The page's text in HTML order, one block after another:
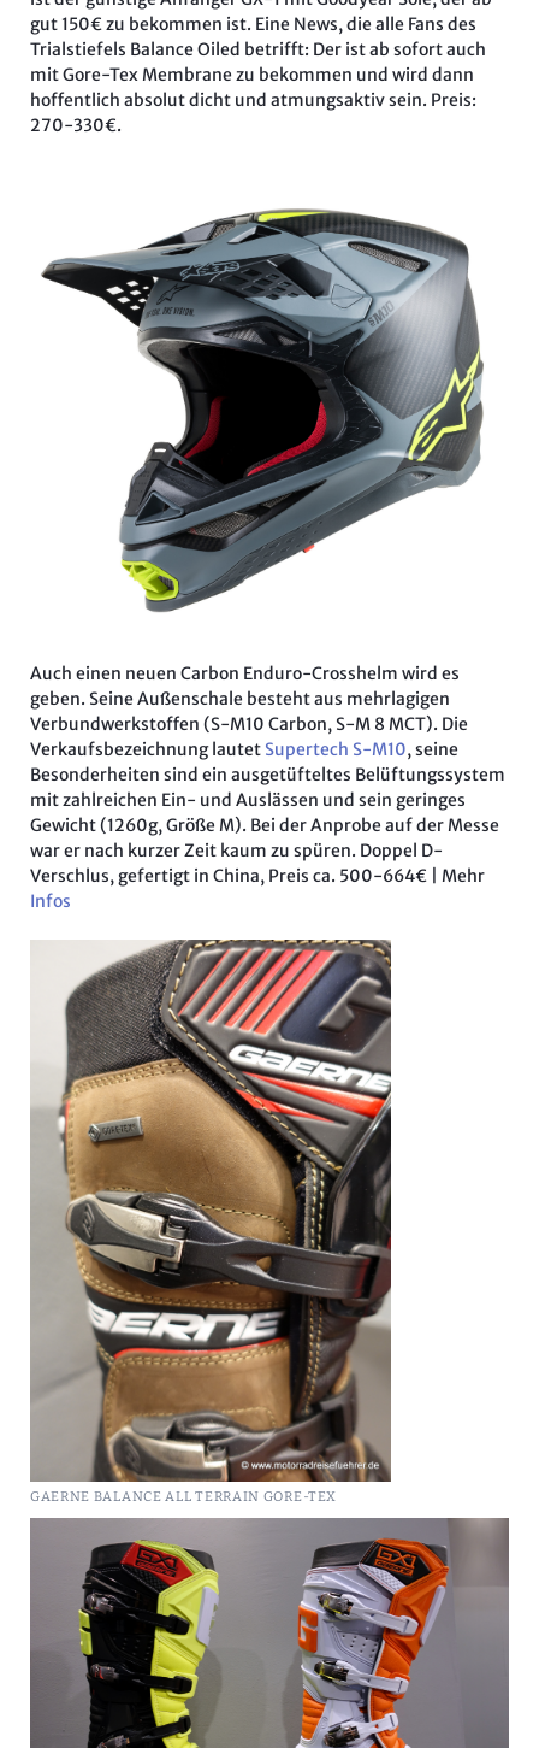
gut 150€ zu bekommen ist. Eine News, die alle Fans des
Trialstiefels Balance Oiled betrifft: Der ist ab sofort auch
mit Gore-Tex Membrane zu bekommen und wird dann
hoffentlich absolut dicht und atmungsaktiv sein. Preis:
270-330€.
Auch einen neuen Carbon Enduro-Crosshelm wird es
geben. Seine Außenschale besteht aus mehrlagigen
Verbundwerkstoffen (S-M10 Carbon, S-M 8 MCT). Die
Verkaufsbezeichnung lautet Supertech S-M10, seine
Besonderheiten sind ein ausgetüfteltes Belüftungssystem
mit zahlreichen Ein- und Auslässen und sein geringes
Gewicht (1260g, Größe M). Bei der Anprobe auf der Messe
war er nach kurzer Zeit kaum zu spüren. Doppel D-
Verschlus, gefertigt in China, Preis ca. 500-664€ | Mehr
Infos
GAERNE BALANCE ALL TERRAIN GORE-TEX